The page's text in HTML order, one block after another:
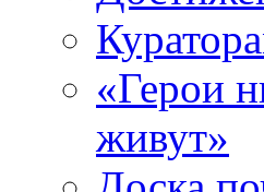
«Герои
живут»